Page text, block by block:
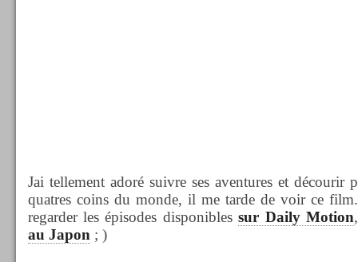
Jai tellement adoré suivre ses aventures et décourir
quatres coins du monde, il me tarde de voir ce
regarder les épisodes disponiblessur Daily Motion
au Japon ; )